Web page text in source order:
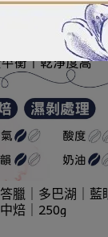
臘｜多巴湖｜藍
焙｜250g